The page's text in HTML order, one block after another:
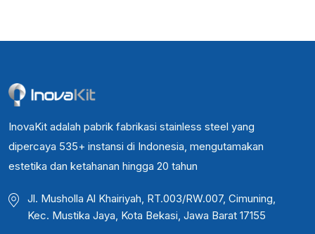
InovaKit adalah pabrik fabrikasi stainless steel yang
dipercaya 535+ instansi di Indonesia, mengutamakan
estetika dan ketahanan hingga 20 tahun
Jl. Musholla Al Khairiyah, RT.003/RW.007, Cimuning,
Kec. Mustika Jaya, Kota Bekasi, Jawa Barat 17155